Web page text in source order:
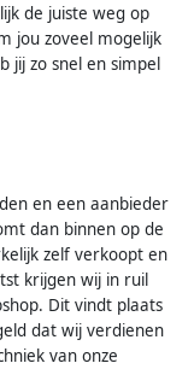
de juiste weg op
jou zoveel mogelijk
jij zo snel en simpel
en een aanbieder
dan binnen op de
zelf verkoopt en
krijgen wij in ruil
Dit vindt plaats
dat wij verdienen
van onze